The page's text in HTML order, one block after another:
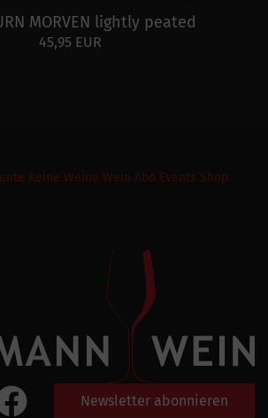
MORVEN lightly peated
45,95 EUR
Keine Weine Wein Abo Events Shop
Newsletter abonnieren